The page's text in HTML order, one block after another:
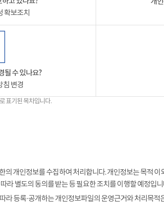
확보조치
개
될 수 있나요?
침 변경
표기된 목차입니다.
의 개인정보를 수집하여 처리합니다. 개인정보는 목적
라 별도의 동의를 받는 등 필요한 조치를 이행할 예정입니
라 등록·공개하는 개인정보파일의 운영근거와 처리목적